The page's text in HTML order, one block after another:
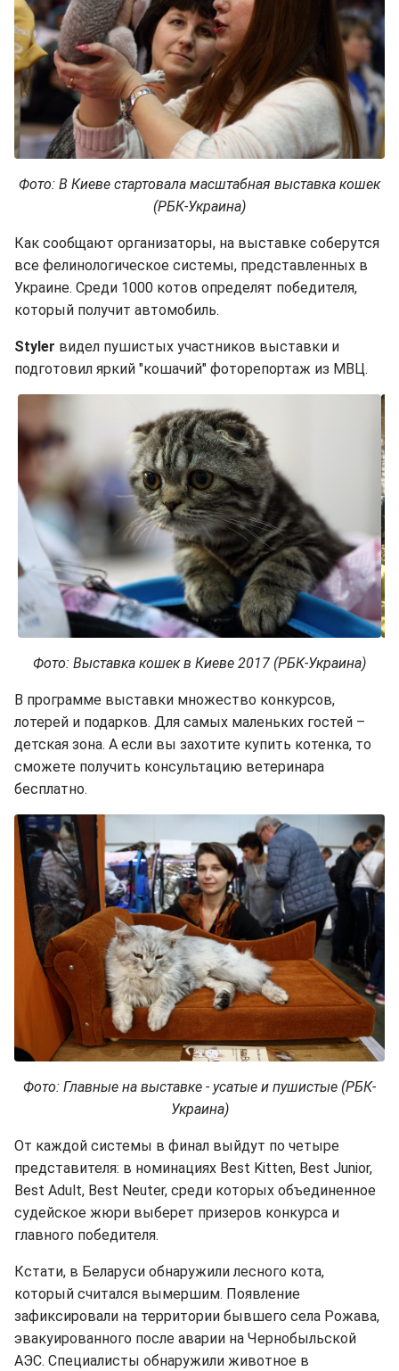
Фото: В Киеве стартовала масштабная выставка кошек
(РБК-Украина)
Как сообщают организаторы, на выставке соберутся
все фелинологическое системы, представленных в
Украине. Среди 1000 котов определят победителя,
который получит автомобиль.
Styler видел пушистых участников выставки и
подготовил яркий "кошачий" фоторепортаж из МВЦ.
Фото: Выставка кошек в Киеве 2017 (РБК-Украина)
В программе выставки множество конкурсов,
лотерей и подарков. Для самых маленьких гостей –
детская зона. А если вы захотите купить котенка, то
сможете получить консультацию ветеринара
бесплатно.
Фото: Главные на выставке - усатые и пушистые (РБК-
Украина)
От каждой системы в финал выйдут по четыре
представителя: в номинациях Best Kitten, Best Junior,
Best Adult, Best Neuter, среди которых объединенное
судейское жюри выберет призеров конкурса и
главного победителя.
Кстати, в Беларуси обнаружили лесного кота,
который считался вымершим. Появление
зафиксировали на территории бывшего села Рожава,
эвакуированного после аварии на Чернобыльской
АЭС. Специалисты обнаружили животное в